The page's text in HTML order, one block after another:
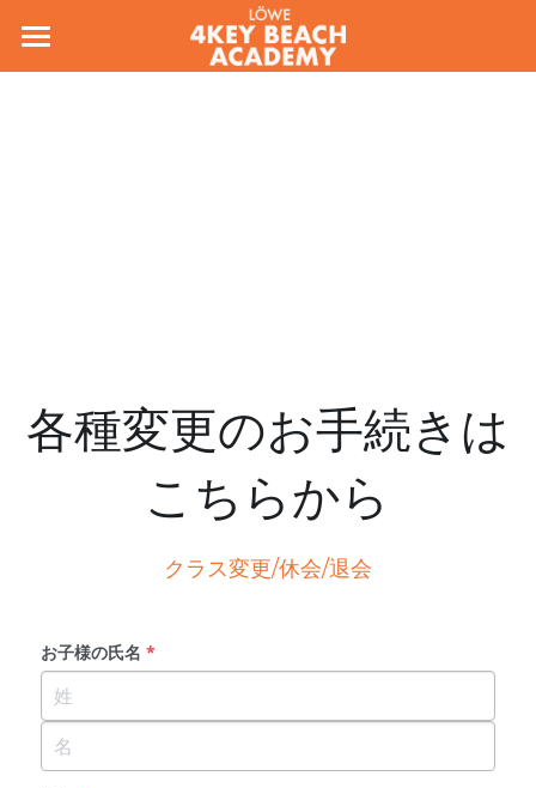
ホーム
アカデミー規約
まずは無料体験からスタート！
各種変更のお手続きは
こちらから
クラス変更/休会/退会
お子様の氏名 *